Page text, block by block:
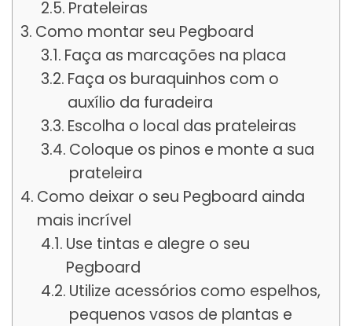
Prateleiras
Como montar seu Pegboard
Faça as marcações na placa
Faça os buraquinhos com o
auxílio da furadeira
Escolha o local das prateleiras
Coloque os pinos e monte a sua
prateleira
Como deixar o seu Pegboard ainda
mais incrível
Use tintas e alegre o seu
Pegboard
Utilize acessórios como espelhos,
pequenos vasos de plantas e